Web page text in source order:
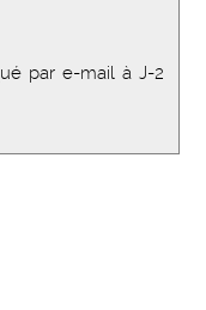
par e-mail à J-2